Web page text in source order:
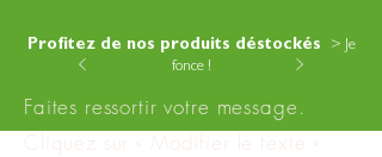
Profitez de nos produits déstockés
> Je
fonce !
Faites ressortir votre message.
Cliquez sur « Modifier le texte »